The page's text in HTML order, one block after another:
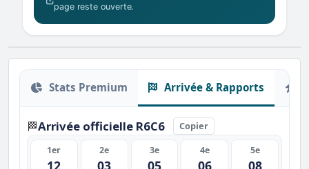
page reste ouverte.
Stats Premium Arrivée & Rapports
🏁Arrivée officielle R6C6 Copier
1er
12
2e
03
3e
05
4e
06
5e
08